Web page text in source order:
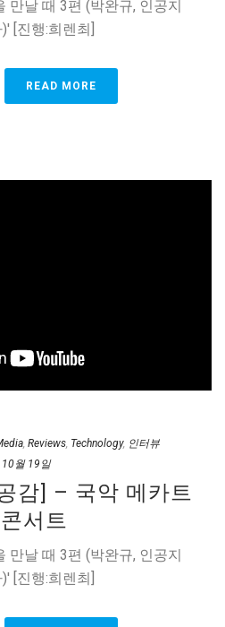
만날 때 3편 (박완규, 인공지
[진행:희렌최]
READ MORE
, Reviews, Technology, 인터뷰
월 19일
감] – 국악 메카트
서트
만날 때 3편 (박완규, 인공지
[진행:희렌최]